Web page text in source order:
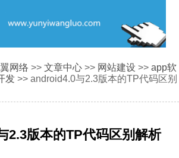
网络 >> 文章中心 >> 网站建设 >> app软
发 >> android4.0与2.3版本的TP代码区别
2.3版本的TP代码区别解析